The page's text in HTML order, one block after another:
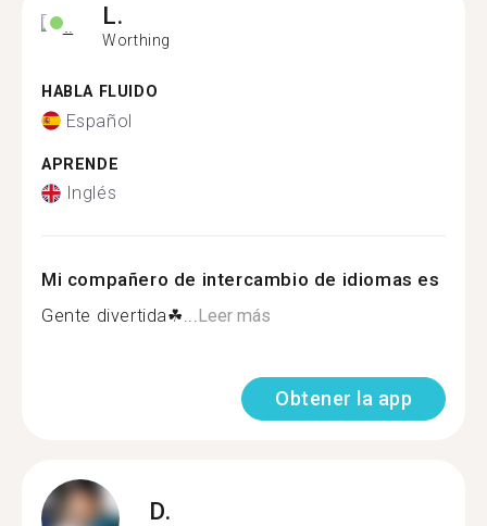
L.
Worthing
HABLA FLUIDO
Español
APRENDE
Inglés
Mi compañero de intercambio de idiomas es
Gente divertida☘...Leer más
Obtener la app
D.